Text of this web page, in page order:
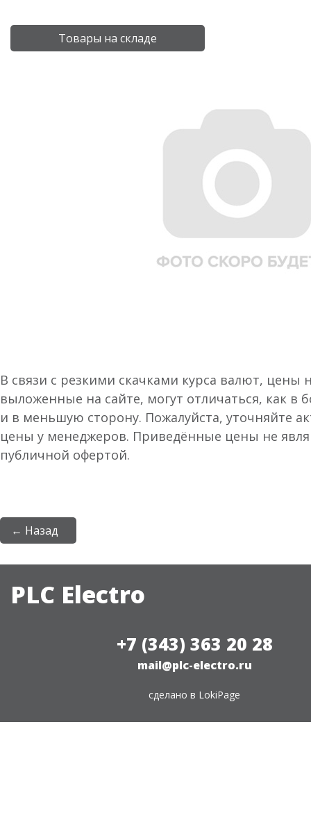
Товары на складе
В связи с резкими скачками курса валют, цены
выложенные на сайте, могут отличаться, как в
и в меньшую сторону. Пожалуйста, уточняйте
цены у менеджеров. Приведённые цены не
публичной офертой.
← Назад
PLC Electro
+7 (343) 363 20 28
mail@plc-electro.ru
сделано в LokiPage